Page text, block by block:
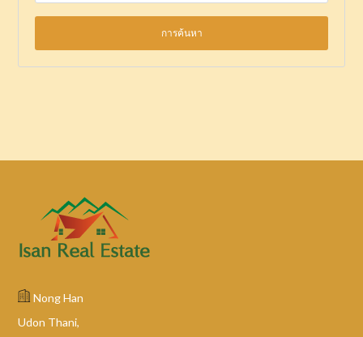
Nong Han
Udon Thani,